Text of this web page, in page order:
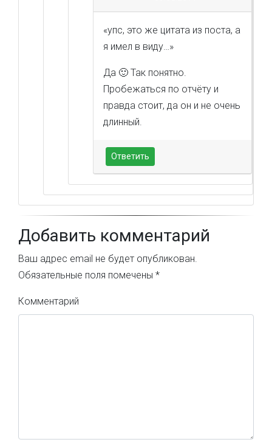
«упс, это же цитата из поста, а
я имел в виду…»
Да 🙂 Так понятно.
Пробежаться по отчёту и
правда стоит, да он и не очень
длинный.
Ответить
Добавить комментарий
Ваш адрес email не будет опубликован.
Обязательные поля помечены *
Комментарий